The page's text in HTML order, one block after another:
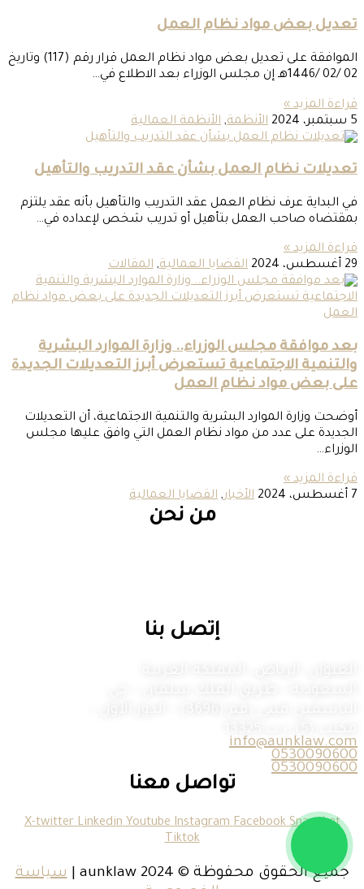
تعديل بعض مواد نظام العمل
الموافقة على تعديل بعض مواد نظام العمل قرار رقم (117) وتاريخ
02 /02 /1446هـ إن مجلس الوزراء بعد الاطلاع في…
قراءة المزيد »
5 سبتمبر، 2024
الأنظمة, الأنظمة العمالية
تعديلات نظام العمل بشأن عقد التدريب والتأهيل
في البداية عرف نظام العمل عقد التدريب والتأهيل بأنه عقد يلتزم
بمقتضاه صاحب العمل بتأهيل أو تدريب شخص لإعداده في…
قراءة المزيد »
29 أغسطس، 2024
القضايا العمالية, المقالات
بعد موافقة مجلس الوزراء.. وزارة الموارد البشرية
والتنمية الاجتماعية تستعرض أبرز التعديلات الجديدة
على بعض مواد نظام العمل
أوضحت وزارة الموارد البشرية والتنمية الاجتماعية، أن التعديلات
الجديدة على عدد من مواد نظام العمل التي وافق عليها مجلس
الوزراء…
قراءة المزيد »
7 أغسطس، 2024
الأخبار, القضايا العمالية
من نحن
إتصل بنا
info@aunklaw.com
0530090600
0530090600
تواصل معنا
X-twitter Linkedin Youtube Instagram Facebook Snapchat
Tiktok
جميع الحقوق محفوظة © 2024 aunklaw
|سياسة